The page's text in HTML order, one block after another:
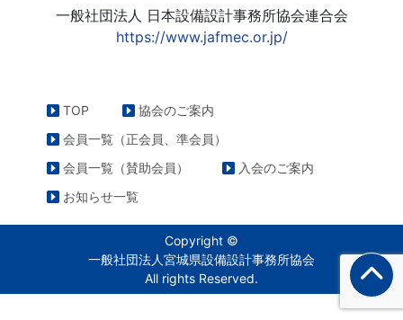
一般社団法人 日本設備設計事務所協会連合会
https://www.jafmec.or.jp/
TOP
協会のご案内
会員一覧（正会員、準会員）
会員一覧（賛助会員）
入会のご案内
お知らせ一覧
Copyright ©
一般社団法人宮城県設備設計事務所協会
All rights Reserved.